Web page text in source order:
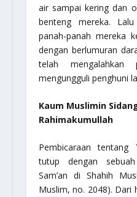
air sampai kering dan
benteng mereka.
panah-panah mereka
dengan berlumuran
telah mengalahkan
mengungguli penghuni
Kaum Muslimin
Rahimakumullah
Pembicaraan
tutup dengan
Sam’an di Shahih
Muslim, no. 2048). Dari